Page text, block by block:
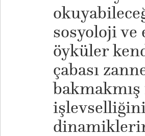
sosyoloji ve
öyküler
çabası
bakmakmış